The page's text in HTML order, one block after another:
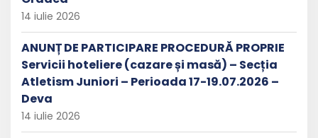
14 iulie 2026
ANUNȚ DE PARTICIPARE PROCEDURĂ PROPRIE
Servicii hoteliere (cazare și masă) – Secția
Atletism Juniori – Perioada 17-19.07.2026 –
Deva
14 iulie 2026